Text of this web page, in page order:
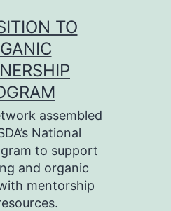
TO
assembled
National
to support
and organic
mentorship